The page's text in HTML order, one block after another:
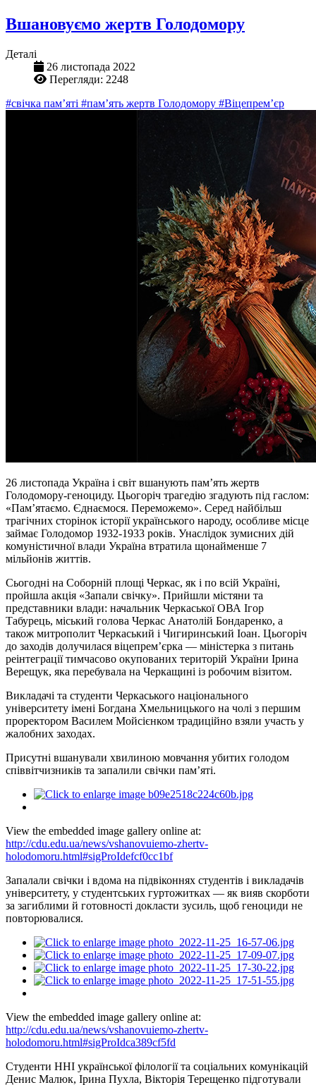
Вшановуємо жертв Голодомору
Деталі
26 листопада 2022
Перегляди: 2248
#свічка пам’яті #пам’ять жертв Голодомору #Віцепрем’єр
26 листопада Україна і світ вшанують пам’ять жертв
Голодомору-геноциду. Цьогоріч трагедію згадують під гаслом:
«Пам’ятаємо. Єднаємося. Переможемо». Серед найбільш
трагічних сторінок історії українського народу, особливе місце
займає Голодомор 1932-1933 років. Унаслідок зумисних дій
комуністичної влади Україна втратила щонайменше 7
мільйонів життів.
Сьогодні на Соборній площі Черкас, як і по всій Україні,
пройшла акція «Запали свічку». Прийшли містяни та
представники влади: начальник Черкаської ОВА Ігор
Табурець, міський голова Черкас Анатолій Бондаренко, а
також митрополит Черкаський і Чигиринський Іоан. Цьогоріч
до заходів долучилася віцепрем’єрка — міністерка з питань
реінтеграції тимчасово окупованих територій України Ірина
Верещук, яка перебувала на Черкащині із робочим візитом.
Викладачі та студенти Черкаського національного
університету імені Богдана Хмельницького на чолі з першим
проректором Василем Мойсієнком традиційно взяли участь у
жалобних заходах.
Присутні вшанували хвилиною мовчання убитих голодом
співвітчизників та запалили свічки пам’яті.
View the embedded image gallery online at:
http://cdu.edu.ua/news/vshanovuiemo-zhertv-
holodomoru.html#sigProIdefcf0cc1bf
Запалали свічки і вдома на підвіконнях студентів і викладачів
університету, у студентських гуртожитках — як вияв скорботи
за загиблими й готовності докласти зусиль, щоб геноциди не
повторювалися.
View the embedded image gallery online at:
http://cdu.edu.ua/news/vshanovuiemo-zhertv-
holodomoru.html#sigProIdca389cf5fd
Студенти ННІ української філології та соціальних комунікацій
Денис Малюк, Ірина Пухла, Вікторія Терещенко підготували